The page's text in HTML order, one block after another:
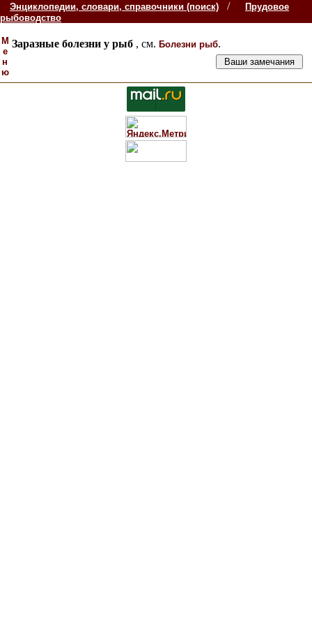
Энциклопедии, словари, справочники (поиск) /
Прудовое
рыбоводство
М
е
н
ю
Заразные болезни у рыб , см. Болезни рыб.